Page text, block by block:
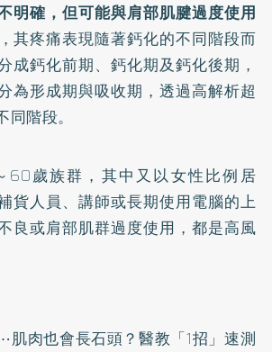
明確，但可能與肩部肌腱過度使用
，其疼痛表現隨著鈣化的不同階段而
成鈣化前期、鈣化期及鈣化後期，
為形成期與吸收期，透過高解析超
階段。
60歲族群，其中又以女性比例居
貨人員、講師或長期使用電腦的上
良或肩部肌群過度使用，都是高風
肉也會長石頭？醫教「1招」速測